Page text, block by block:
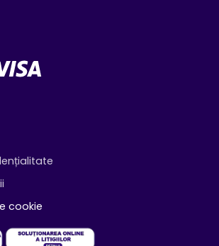
cookie